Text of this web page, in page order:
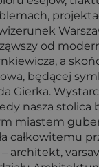
od
a
będącej
Gierka.
nasza stolica
miastem
całkowitemu
– architekt,